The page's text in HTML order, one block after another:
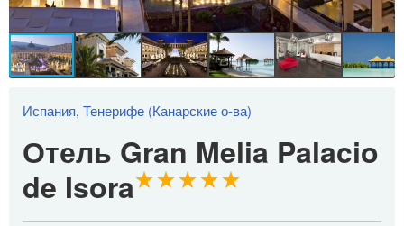
Испания, Тенерифе (Канарские о-ва)
Отель Gran Melia Palacio
de Isora